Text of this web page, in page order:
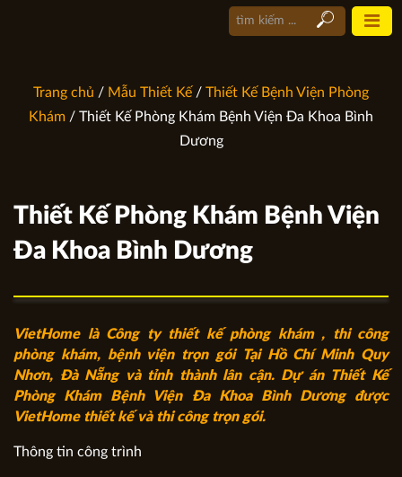
Trang chủ / Mẫu Thiết Kế / Thiết Kế Bệnh Viện Phòng
Khám / Thiết Kế Phòng Khám Bệnh Viện Đa Khoa Bình
Dương
Thiết Kế Phòng Khám Bệnh Viện
Đa Khoa Bình Dương
VietHome là Công ty thiết kế phòng khám, thi công
phòng khám, bệnh viện trọn gói Tại Hồ Chí MinhQuy
Nhơn, Đà Nẵng và tỉnh thành lân cận. Dự án Thiết Kế
Phòng Khám Bệnh Viện Đa Khoa Bình Dương được
VietHome thiết kế và thi công trọn gói.
Thông tin công trình